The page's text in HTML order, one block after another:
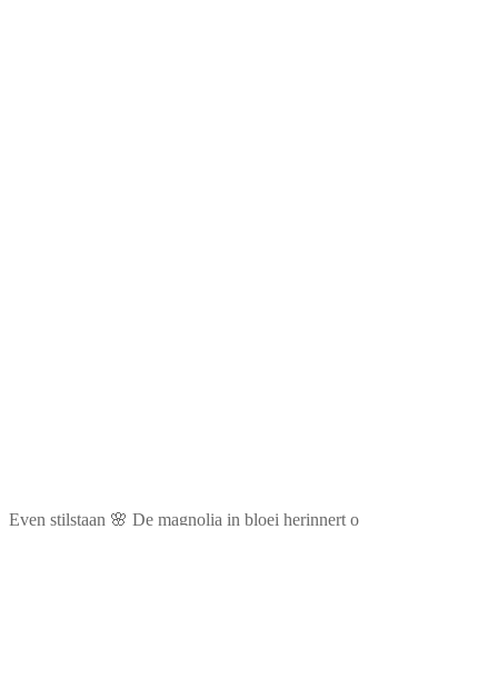
Even stilstaan 🌸 De magnolia in bloei herinnert o